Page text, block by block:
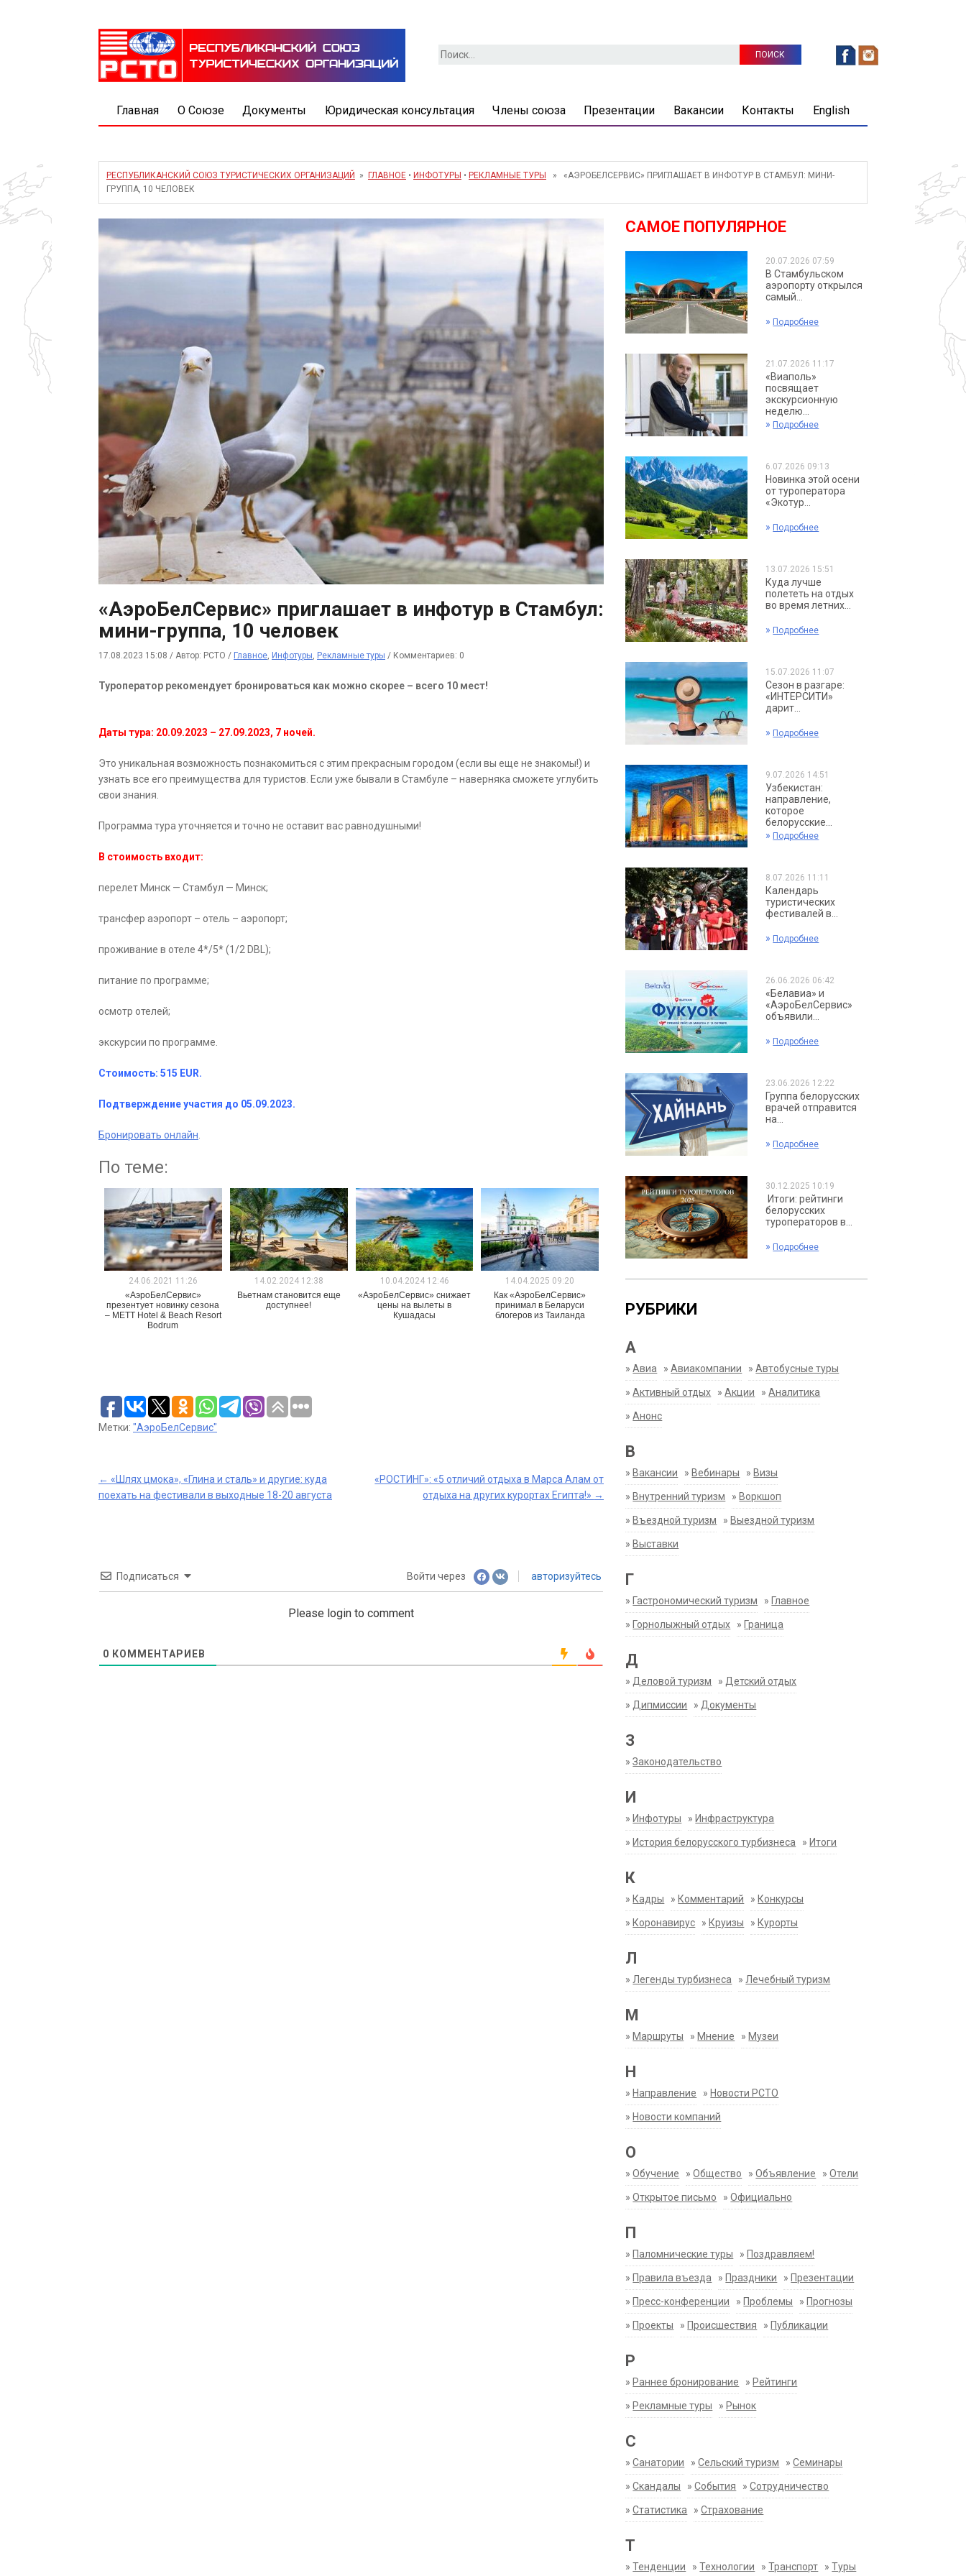
Найти:
Главная О Союзе Документы Юридическая консультация Члены союза Презентации Вакансии Контакты English
РЕСПУБЛИКАНСКИЙ СОЮЗ ТУРИСТИЧЕСКИХ ОРГАНИЗАЦИЙ » ГЛАВНОЕ • ИНФОТУРЫ • РЕКЛАМНЫЕ ТУРЫ
» «АЭРОБЕЛСЕРВИС» ПРИГЛАШАЕТ В ИНФОТУР В СТАМБУЛ: МИНИ-
ГРУППА, 10 ЧЕЛОВЕК
«АэроБелСервис» приглашает в инфотур в Стамбул:
мини-группа, 10 человек
17.08.2023 15:08 / Автор: РСТО / Главное, Инфотуры, Рекламные туры / Комментариев: 0
Туроператор рекомендует бронироваться как можно скорее – всего 10 мест!
Даты тура: 20.09.2023 – 27.09.2023, 7 ночей.
Это уникальная возможность познакомиться с этим прекрасным городом (если вы еще не знакомы!) и
узнать все его преимущества для туристов. Если уже бывали в Стамбуле – наверняка сможете углубить
свои знания.
Программа тура уточняется и точно не оставит вас равнодушными!
В стоимость входит:
перелет Минск — Стамбул — Минск;
трансфер аэропорт – отель – аэропорт;
проживание в отеле 4*/5* (1/2 DBL);
питание по программе;
осмотр отелей;
экскурсии по программе.
Стоимость: 515 EUR.
Подтверждение участия до 05.09.2023.
Бронировать онлайн
По теме:
24.06.2021 11:26
«АэроБелСервис»
презентует новинку сезона
– METT Hotel & Beach Resort
Bodrum
14.02.2024 12:38
Вьетнам становится еще
доступнее!
10.04.2024 12:46
«АэроБелСервис» снижает
цены на вылеты в
Кушадасы
14.04.2025 09:20
Как «АэроБелСервис»
принимал в Беларуси
блогеров из Таиланда
Метки: "АэроБелСервис"
Post
← «Шлях цмока», «Глина и сталь» и другие: куда
поехать на фестивали в выходные 18-20 августа
«РОСТИНГ»: «5 отличий отдыха в Марса Алам от
отдыха на других курортах Египта!» →
Подписаться Войти через авторизуйтесь
Please login to comment
0 КОММЕНТАРИЕВ
САМОЕ ПОПУЛЯРНОЕ
20.07.2026 07:59
В Стамбульском
аэропорту открылся
самый...
» Подробнее
21.07.2026 11:17
«Виаполь»
посвящает
экскурсионную
неделю...
» Подробнее
6.07.2026 09:13
Новинка этой осени
от туроператора
«Экотур...
» Подробнее
13.07.2026 15:51
Куда лучше
полететь на отдых
во время летних...
» Подробнее
15.07.2026 11:07
Сезон в разгаре:
«ИНТЕРСИТИ»
дарит...
» Подробнее
9.07.2026 14:51
Узбекистан:
направление,
которое
белорусские...
» Подробнее
8.07.2026 11:11
Календарь
туристических
фестивалей в...
» Подробнее
26.06.2026 06:42
«Белавиа» и
«АэроБелСервис»
объявили...
» Подробнее
23.06.2026 12:22
Группа белорусских
врачей отправится
на...
» Подробнее
30.12.2025 10:19
Итоги: рейтинги
белорусских
туроператоров в...
» Подробнее
РУБРИКИ
А
»Авиа »Авиакомпании »Автобусные туры
»Активный отдых »Акции »Аналитика
»Анонс
В
» Вакансии » Вебинары » Визы
» Внутренний туризм » Воркшоп
» Въездной туризм » Выездной туризм
» Выставки
Г
» Гастрономический туризм » Главное
» Горнолыжный отдых » Граница
Д
» Деловой туризм » Детский отдых
» Дипмиссии » Документы
З
»Законодательство
И
» Инфотуры » Инфраструктура
» История белорусского турбизнеса » Итоги
К
» Кадры » Комментарий » Конкурсы
» Коронавирус » Круизы » Курорты
Л
» Легенды турбизнеса » Лечебный туризм
М
» Маршруты » Мнение » Музеи
Н
» Направление » Новости РСТО
» Новости компаний
О
»Обучение »Общество »Объявление »Отели
»Открытое письмо »Официально
П
» Паломнические туры » Поздравляем!
» Правила въезда » Праздники » Презентации
» Пресс-конференции » Проблемы » Прогнозы
» Проекты » Происшествия » Публикации
Р
» Раннее бронирование » Рейтинги
» Рекламные туры » Рынок
С
»Санатории »Сельский туризм »Семинары
»Скандалы »События »Сотрудничество
»Статистика »Страхование
Т
»Тенденции »Технологии »Транспорт »Туры